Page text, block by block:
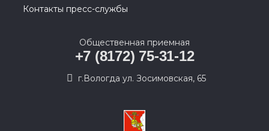
Контакты пресс-службы
Общественная приемная
+7 (8172) 75-31-12
г.Вологда ул. Зосимовская, 65